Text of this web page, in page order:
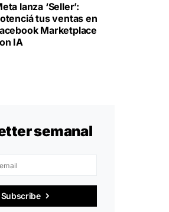
lanza ‘Seller’:
tus ventas en
Marketplace
IA
semanal
Subscribe